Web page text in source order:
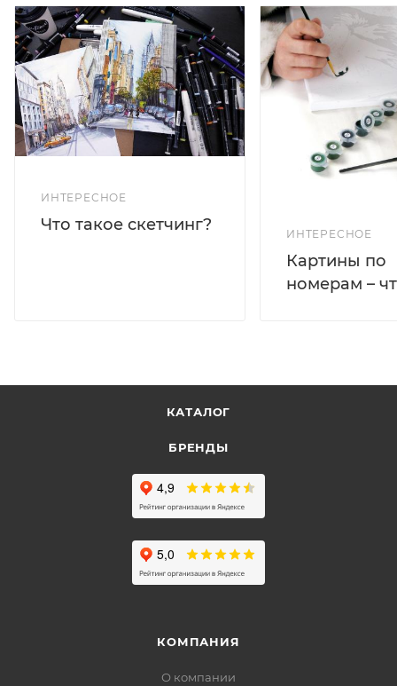
ИНТЕРЕСНОЕ
Что такое скетчинг?
ИНТЕРЕСНОЕ
Картины по
номерам –
КАТАЛОГ
БРЕНДЫ
КОМПАНИЯ
О компании